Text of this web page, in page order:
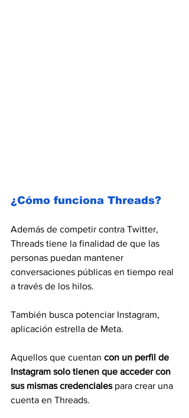
¿Cómo funciona Threads?
Además de competir contra Twitter,
Threads tiene la finalidad de que las
personas puedan mantener
conversaciones públicas en tiempo real
a través de los hilos.
También busca potenciar Instagram,
aplicación estrella de Meta.
Aquellos que cuentan con un perfil de
Instagram solo tienen que acceder con
sus mismas credenciales para crear una
cuenta en Threads.